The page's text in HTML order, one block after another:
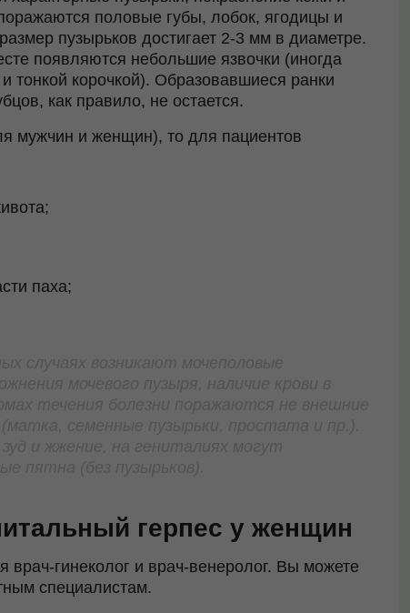
половые губы, лобок, ягодицы и
пузырьков достигает 2-3 мм в диаметре.
появляются небольшие язвочки (иногда
тонкой корочкой). Образовавшиеся ранки
как правило, не остается.
мужчин и женщин), то для пациентов
паха;
герпес у женщин
гинеколог и врач-венеролог. Вы можете
специалистам.